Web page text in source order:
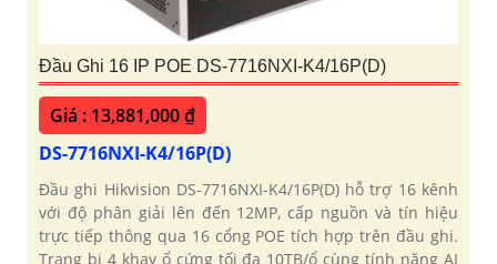
Đầu Ghi 16 IP POE DS-7716NXI-K4/16P(D)
Giá : 13,881,000 ₫
DS-7716NXI-K4/16P(D)
Đầu ghi Hikvision DS-7716NXI-K4/16P(D) hỗ trợ 16 kênh
với độ phân giải lên đến 12MP, cấp nguồn và tín hiệu
trực tiếp thông qua 16 cổng POE tích hợp trên đầu ghi.
Trang bị 4 khay ổ cứng tối đa 10TB/ổ cùng tính năng AI